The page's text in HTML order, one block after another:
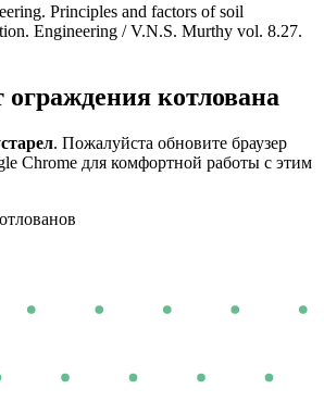
Principles and factors of soil
Engineering / V.N.S. Murthy vol. 8.27.
ограждения котлована
. Пожалуйста обновите браузер
Chrome для комфортной работы с этим